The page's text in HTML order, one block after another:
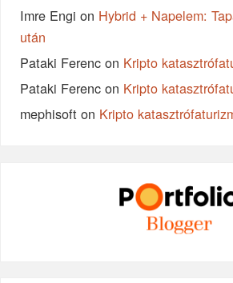
Imre Engi on Hybrid + Napelem:
után
Pataki Ferenc on Kripto
Pataki Ferenc on Kripto
mephisoft on Kripto